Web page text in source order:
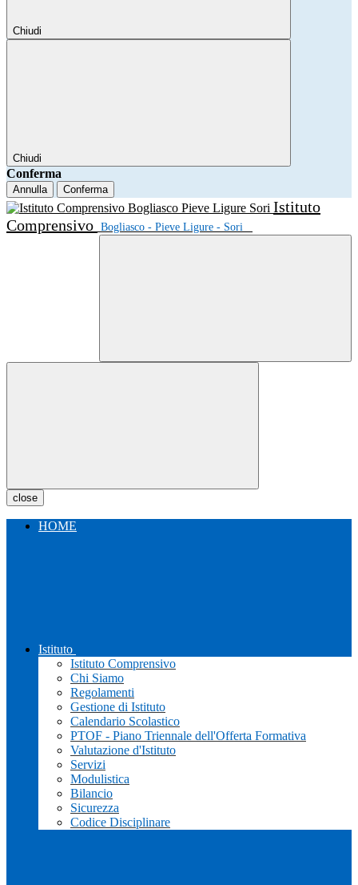
Chiudi
Chiudi
Conferma
Annulla Conferma
Istituto
Comprensivo Bogliasco - Pieve Ligure - Sori
close
HOME
Istituto
Istituto Comprensivo
Chi Siamo
Regolamenti
Gestione di Istituto
Calendario Scolastico
PTOF - Piano Triennale dell'Offerta Formativa
Valutazione d'Istituto
Servizi
Modulistica
Bilancio
Sicurezza
Codice Disciplinare